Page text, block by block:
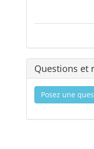
Questions et
Posez une